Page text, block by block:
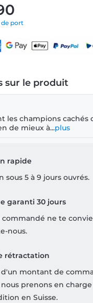
de port
sur le produit
les champions cachés
de mieux à...plus
rapide
sous 5 à 9 jours ouvrés.
garanti 30 jours
commandé ne te
nous.
rétractation
montant de
nous prenons en
en Suisse.